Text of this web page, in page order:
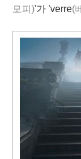
모피)'가 'verre(